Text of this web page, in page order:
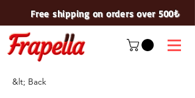
Free shipping on orders over 500₺
&lt; Back